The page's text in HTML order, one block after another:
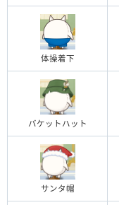
体操着下
バケットハット
サンタ帽